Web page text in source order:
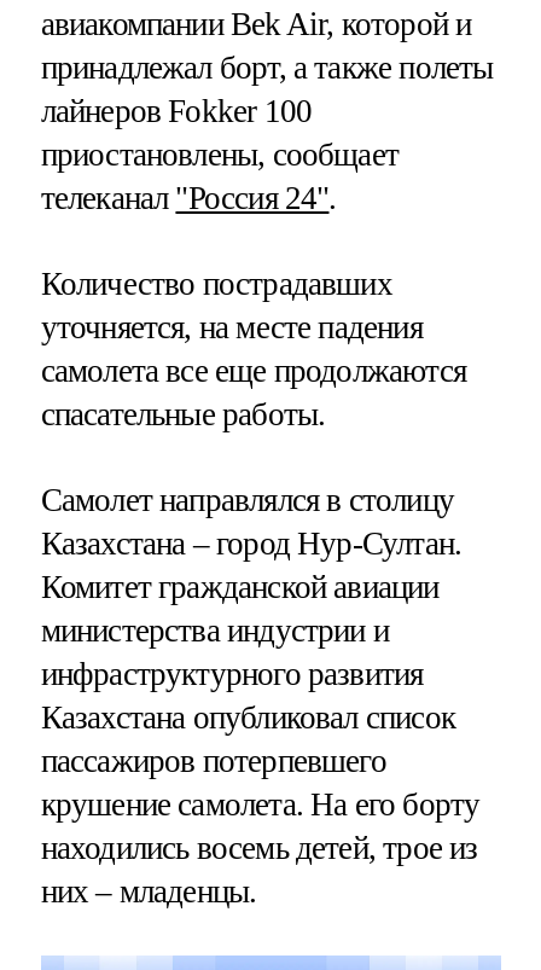
авиакомпании Bek Air, которой и
принадлежал борт, а также полеты
лайнеров Fokker 100
приостановлены, сообщает
телеканал "Россия 24".
Количество пострадавших
уточняется, на месте падения
самолета все еще продолжаются
спасательные работы.
Самолет направлялся в столицу
Казахстана – город Нур-Султан.
Комитет гражданской авиации
министерства индустрии и
инфраструктурного развития
Казахстана опубликовал список
пассажиров потерпевшего
крушение самолета. На его борту
находились восемь детей, трое из
них – младенцы.